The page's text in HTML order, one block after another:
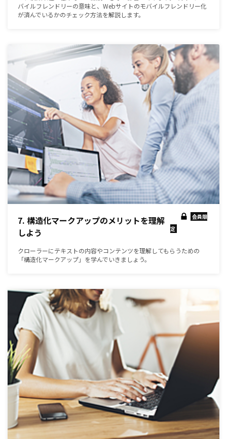
バイルフレンドリーの意味と、Webサイトのモバイルフレンドリー化
が済んでいるかのチェック方法を解説します。
7. 構造化マークアップのメリットを理解
しよう
会員限
定
クローラーにテキストの内容やコンテンツを理解してもらうための
「構造化マークアップ」を学んでいきましょう。